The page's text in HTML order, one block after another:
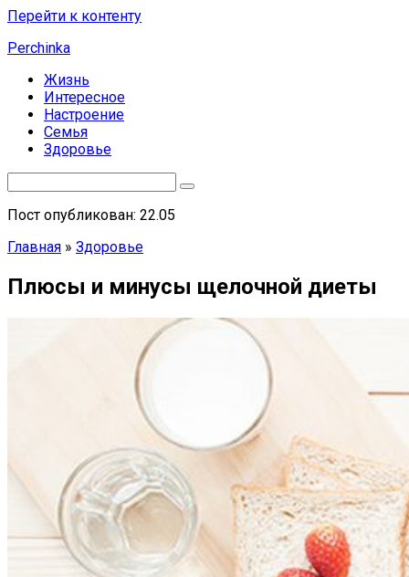
Перейти к контенту
Perchinka
Жизнь
Интересное
Настроение
Семья
Здоровье
Пост опубликован: 22.05
Главная » Здоровье
Плюсы и минусы щелочной диеты